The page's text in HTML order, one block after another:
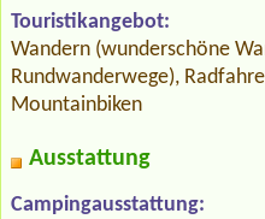
Touristikangebot:
Wandern (wunderschöne
Rundwanderwege),
Mountainbiken
Ausstattung
Campingausstattung: